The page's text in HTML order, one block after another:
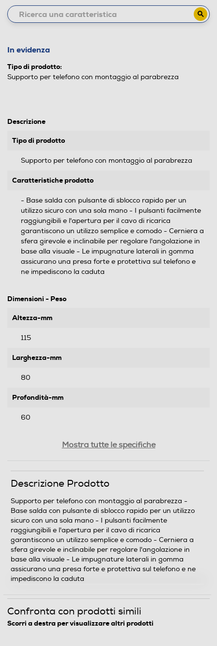
In evidenza
Tipo di prodotto:
Supporto per telefono con montaggio al parabrezza
Descrizione
Tipo di prodotto
Supporto per telefono con montaggio al parabrezza
Caratteristiche prodotto
- Base salda con pulsante di sblocco rapido per un
utilizzo sicuro con una sola mano - I pulsanti facilmente
raggiungibili e l'apertura per il cavo di ricarica
garantiscono un utilizzo semplice e comodo - Cerniera a
sfera girevole e inclinabile per regolare l'angolazione in
base alla visuale - Le impugnature laterali in gomma
assicurano una presa forte e protettiva sul telefono e
ne impediscono la caduta
Dimensioni - Peso
Altezza-mm
115
Larghezza-mm
80
Profondità-mm
60
Informazioni sulla sicurezza del prodotto
Clicca qui
Mostra tutte le specifiche
Descrizione Prodotto
Supporto per telefono con montaggio al parabrezza -
Base salda con pulsante di sblocco rapido per un utilizzo
sicuro con una sola mano - I pulsanti facilmente
raggiungibili e l'apertura per il cavo di ricarica
garantiscono un utilizzo semplice e comodo - Cerniera a
sfera girevole e inclinabile per regolare l'angolazione in
base alla visuale - Le impugnature laterali in gomma
assicurano una presa forte e protettiva sul telefono e ne
impediscono la caduta
Confronta con prodotti simili
Scorri a destra per visualizzare altri prodotti